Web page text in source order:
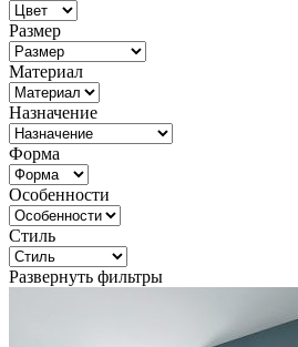
Размер
Материал
Назначение
Форма
Особенности
Стиль
Развернуть фильтры